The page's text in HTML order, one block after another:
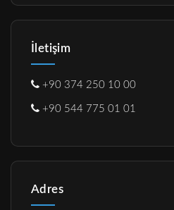
İletişim
+90 374 250 10 00
+90 544 775 01 01
Adres